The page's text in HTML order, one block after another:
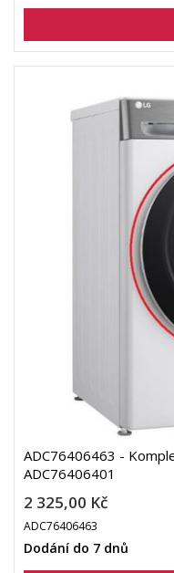
ADC76406463 -
ADC76406401
2 325,00 Kč
ADC76406463
Dodání do 7 dnů